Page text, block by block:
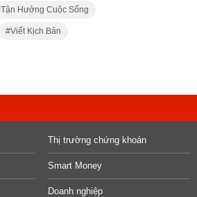
Tận Hưởng Cuộc Sống
Viết Kịch Bản
Thị trường chứng khoán
Smart Money
Doanh nghiệp